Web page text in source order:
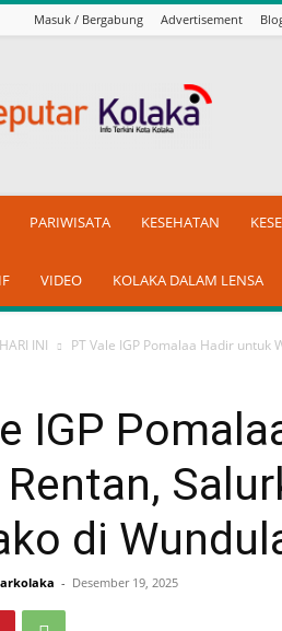
Masuk / Bergabung Advertisement
PARIWISATA KESEHATAN
VIDEO KOLAKA DALAM LENSA
INI PT Vale IGP Pomalaa Hadir untuk
IGP
di
- Desember 19, 2025